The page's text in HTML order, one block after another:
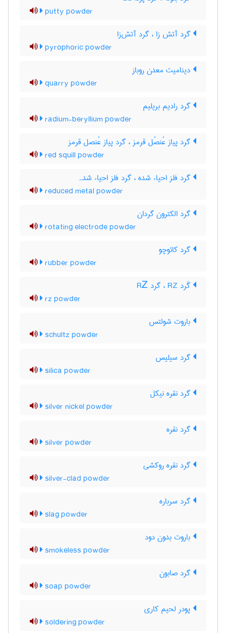
putty powder
گرد آتش زا ، گرد آتش‌زا
pyrophoric powder
دینامیت معدن روباز
quarry powder
گرد رادیم بریلیم
radium-beryllium powder
گرد پیاز عُنصُل قرمز ، گرد پیاز عُنصل قرمز
red squill powder
گرد فلز احیاء شده ، گرد فلز احیاء شدہ
reduced metal powder
گرد الکترون گردان
rotating electrode powder
گرد کائوچو
rubber powder
گَرد RZ ، گرد RᏃ
rz powder
باروت شولتس
schultz powder
گرد سیلیس
silica powder
گرد نقره نیکل
silver nickel powder
گرد نقره
silver powder
گرد نقره روکشی
silver-clad powder
گرد سرباره
slag powder
باروت بدون دود
smokeless powder
گرد صابون
soap powder
پودر لحیم کاری
soldering powder